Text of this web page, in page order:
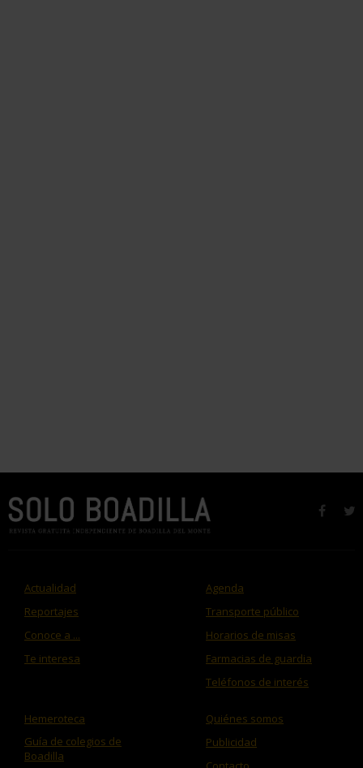
Actualidad
Reportajes
Conoce a ...
Te interesa
Agenda
Transporte público
Horarios de misas
Farmacias de guardia
Teléfonos de interés
Hemeroteca
Guía de colegios de
Boadilla
Quiénes somos
Publicidad